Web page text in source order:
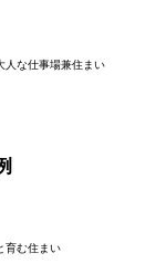
人な仕事場兼住まい
育む住まい